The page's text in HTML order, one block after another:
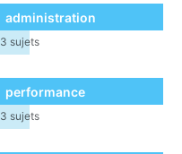
administration
3 sujets
performance
3 sujets